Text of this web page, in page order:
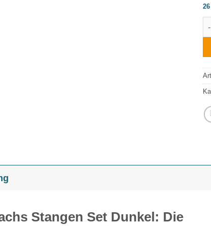
Stangen Set Dunkel: Die